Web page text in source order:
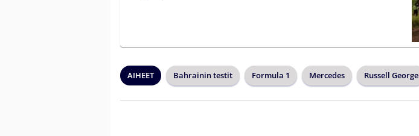
AIHEET Bahrainin testit Formula 1 Mercedes Russell George